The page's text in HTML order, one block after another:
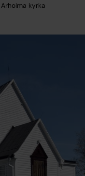
kyrka